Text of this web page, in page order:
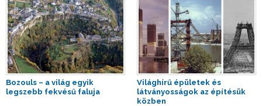
Bozouls – a világ egyik
legszebb fekvésű faluja
Világhírű épületek és
látványosságok az építésük
közben